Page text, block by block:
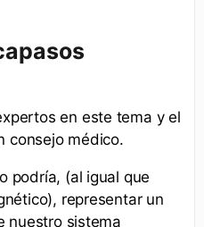
en este tema y el
consejo médico.
podría, (al igual que
representar un
nuestro sistema